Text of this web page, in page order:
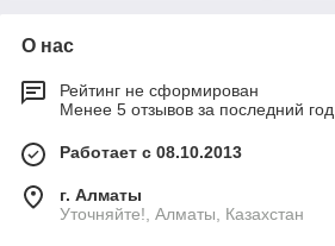
О нас
Рейтинг не сформирован
Менее 5 отзывов за последний год
Работает с 08.10.2013
г. Алматы
Уточняйте!, Алматы, Казахстан